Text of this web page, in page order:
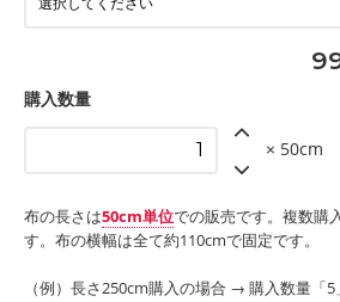
購入数量
× 50cm
布の長さは50cm単位での販売です。複数購
す。布の横幅は全て約110cmで固定です。
（例）長さ250cm購入の場合 → 購入数量「5